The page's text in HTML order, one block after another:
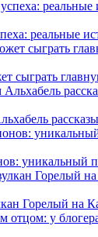
реальные
сыграть
уникальный
Горелый на